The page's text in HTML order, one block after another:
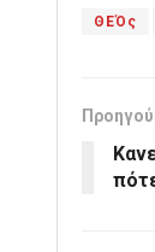
ΘΕΌς